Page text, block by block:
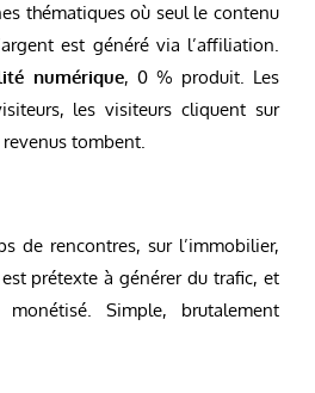
thématiques où seul le contenu
est généré via l’affiliation.
numérique, 0 % produit. Les
les visiteurs cliquent sur
tombent.
de rencontres, sur l’immobilier,
prétexte à générer du trafic, et
Simple, brutalement